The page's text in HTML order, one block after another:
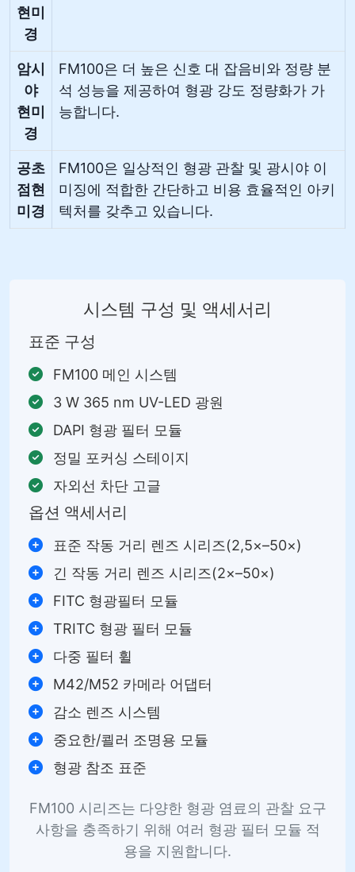
현미
경
암시
야
현미
경
FM100은 더 높은 신호 대 잡음비와 정량 분
석 성능을 제공하여 형광 강도 정량화가 가
능합니다.
공초
점현
미경
FM100은 일상적인 형광 관찰 및 광시야 이
미징에 적합한 간단하고 비용 효율적인 아키
텍처를 갖추고 있습니다.
시스템 구성 및 액세서리
표준 구성
FM100 메인 시스템
3 W 365 nm UV-LED 광원
DAPI 형광 필터 모듈
정밀 포커싱 스테이지
자외선 차단 고글
옵션 액세서리
표준 작동 거리 렌즈 시리즈(2,5×–50×)
긴 작동 거리 렌즈 시리즈(2×–50×)
FITC 형광필터 모듈
TRITC 형광 필터 모듈
다중 필터 휠
M42/M52 카메라 어댑터
감소 렌즈 시스템
중요한/쾰러 조명용 모듈
형광 참조 표준
FM100 시리즈는 다양한 형광 염료의 관찰 요구
사항을 충족하기 위해 여러 형광 필터 모듈 적
용을 지원합니다.